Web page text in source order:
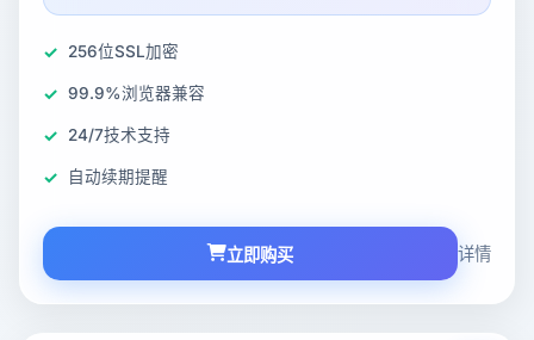
256位SSL加密
99.9%浏览器兼容
24/7技术支持
自动续期提醒
立即购买 详情